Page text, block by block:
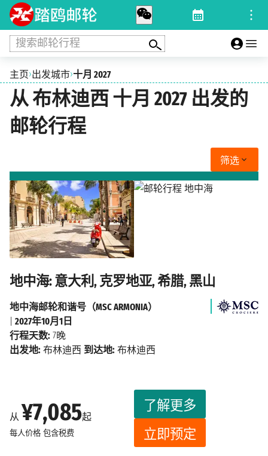
搜索邮轮行程
主页›出发城市›十月 2027
从 布林迪西 十月 2027 出发的
邮轮行程
筛选
地中海: 意大利, 克罗地亚, 希腊, 黑山
从 ¥7,085起
每人价格 包含税费
了解更多
立即预定
地中海邮轮和谐号（MSC ARMONIA）
2027年10月1日
行程天数: 7晚
出发地: 布林迪西 到达地: 布林迪西